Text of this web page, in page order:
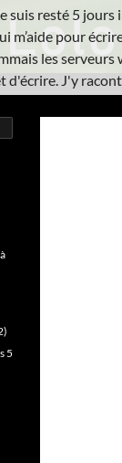
5
suis resté 5
m’aide pour
les
d'écrire. J'y